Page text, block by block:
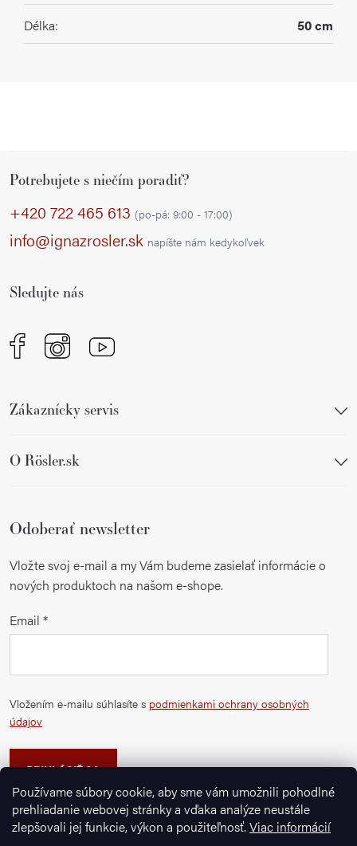
Používame súbory cookie, aby sme vám umožnili pohodlné
prehliadanie webovej stránky a vďaka analýze neustále
zlepšovali jej funkcie, výkon a použiteľnosť. Viac informácií
Délka: 50 cm
Potrebujete s niečím poradiť?
+420 722 465 613 (po-pá: 9:00 - 17:00)
info@ignazrosler.sk napíšte nám kedykoľvek
Sledujte nás
Zákaznícky servis
O Rösler.sk
Odoberať newsletter
Vložte svoj e-mail a my Vám budeme zasielať informácie o
nových produktoch na našom e-shope.
Email
Vložením e-mailu súhlasíte s podmienkami ochrany osobných
údajov
PRIHLÁSIŤ SA